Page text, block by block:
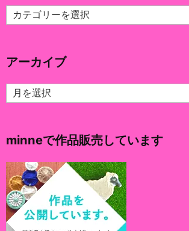
カ
テ
ー
アーカイブ
ア
ー
ブ
minneで作品販売しています